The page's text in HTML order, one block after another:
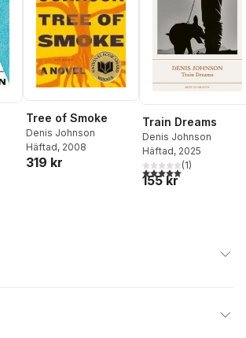
Tree of Smoke
Denis Johnson
Häftad, 2008
319 kr
Train Dreams
Denis Johnson
Häftad, 2025
5,0utav 5 stjärnor.
(1)
155 kr